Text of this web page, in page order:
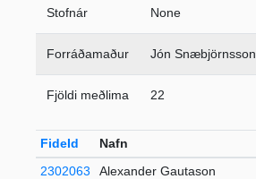
Stofnár None
Forráðamaður Jón Snæbjörnsson
Fjöldi meðlima 22
FideId Nafn
2302063
Alexander Gautason